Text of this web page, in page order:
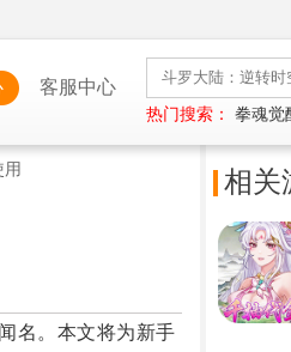
客服中心
热门搜索： 拳魂觉
名。本文将为新手
相关